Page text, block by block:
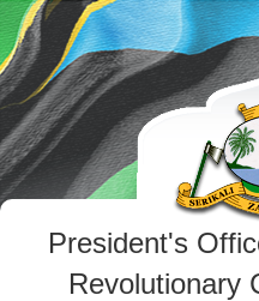
President's
Revolutionary